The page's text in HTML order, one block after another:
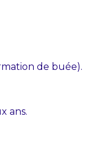
de buée).
ans.